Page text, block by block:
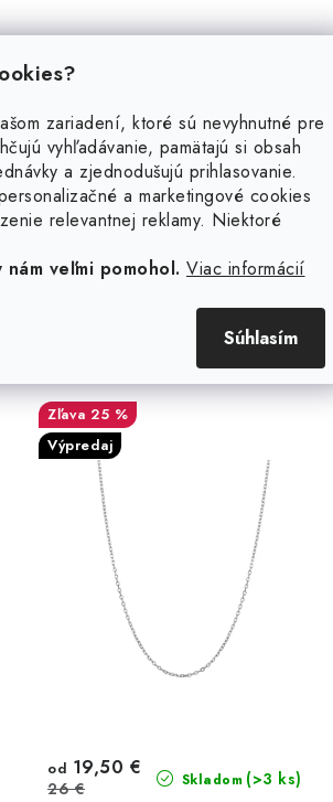
zariadení, ktoré sú nevyhnutné pre
vyhľadávanie, pamätajú si obsah
a zjednodušujú prihlasovanie.
a marketingové cookies
relevantnej reklamy. Niektoré
veľmi pomohol. Viac informácií
Súhlasím
tovar
Strieborná jemná retiazka
25 %
Výpredaj
Skladom (>3 ks)
od 19,50 €
26 €